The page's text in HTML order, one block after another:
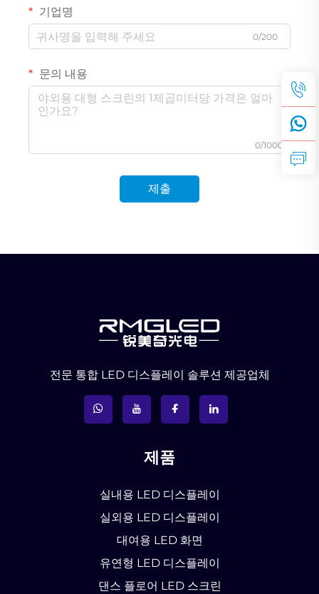
기업명
0/200
문의 내용
0/1000
제출
전문 통합 LED 디스플레이 솔루션 제공업체
제품
실내용 LED 디스플레이
실외용 LED 디스플레이
대여용 LED 화면
유연형 LED 디스플레이
댄스 플로어 LED 스크린